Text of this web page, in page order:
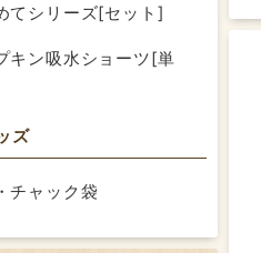
てシリーズ[セット]
キン吸水ショーツ[単
ズ
チャック袋